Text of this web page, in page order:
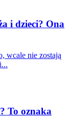
i dzieci? Ona
wcale nie zostają
To oznaka